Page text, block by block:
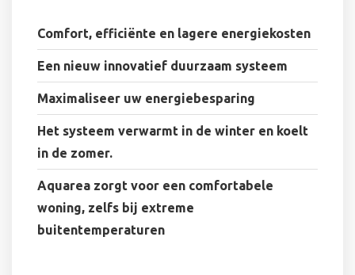
Comfort, efficiënte en lagere energiekosten
Een nieuw innovatief duurzaam systeem
Maximaliseer uw energiebesparing
Het systeem verwarmt in de winter en koelt
in de zomer.
Aquarea zorgt voor een comfortabele
woning, zelfs bij extreme
buitentemperaturen